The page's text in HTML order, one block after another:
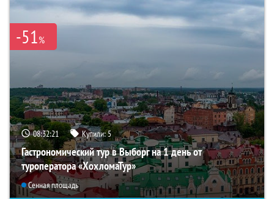
-51%
08:32:19 Купили:5
Гастрономический тур в Выборг на 1 день от
туроператора «ХохломаТур»
Сенная площадь